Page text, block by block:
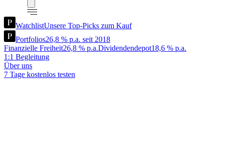
WatchlistUnsere Top-Picks zum Kauf
Portfolios26,8 % p.a. seit 2018
Finanzielle Freiheit26,8 % p.a.Dividendendepot18,6 % p.a.
1:1 Begleitung
Über uns
7 Tage kostenlos testen